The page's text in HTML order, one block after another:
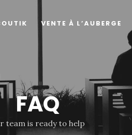
VENTE À L’AUBERGE
FAQ
team is ready to help